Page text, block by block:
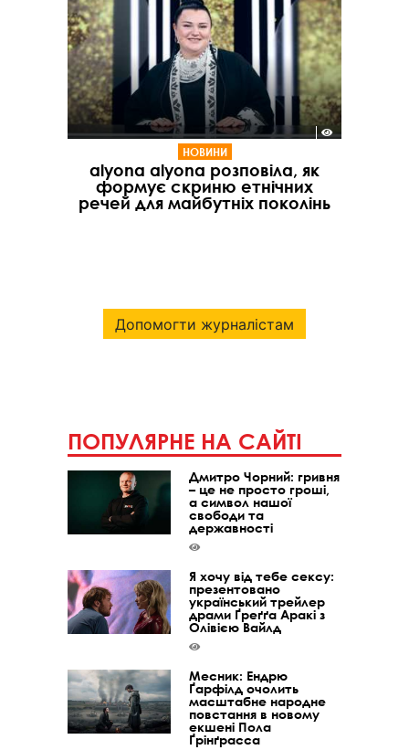
НОВИНИ
alyona alyona розповіла, як
формує скриню етнічних
речей для майбутніх поколінь
Допомогти журналістам
ПОПУЛЯРНЕ НА САЙТІ
Дмитро Чорний: гривня
– це не просто гроші,
а символ нашої
свободи та
державності
Я хочу від тебе сексу:
презентовано
український трейлер
драми Ґреґґа Аракі з
Олівією Вайлд
Месник: Ендрю
Ґарфілд очолить
масштабне народне
повстання в новому
екшені Пола
Ґрінґрасса